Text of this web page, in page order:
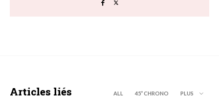
Articles liés ALL 45’’ CHRONO PLUS